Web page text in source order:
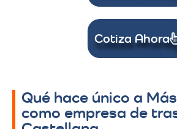
Cotiza Ahora
Qué hace único a
como empresa de